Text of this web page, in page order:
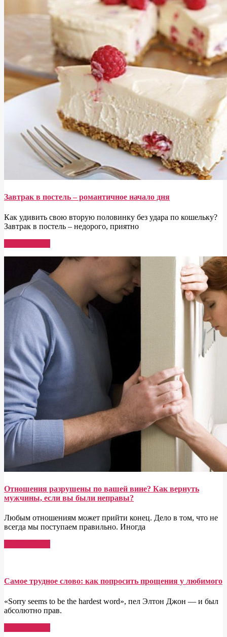
Завтрак в постель – романтичное начало дня
Как удивить свою вторую половинку без удара по кошельку?
Завтрак в постель – недорого, приятно
Отношения разрушены по вашей вине? Как вернуть
мужчины, если вы были неправы?
Любым отношениям может прийти конец. Дело в том, что не
всегда мы поступаем правильно. Иногда
Самое трудное слово: как попросить прощения у любимого
«Sorry seems to be the hardest word», пел Элтон Джон — и был
абсолютно прав.